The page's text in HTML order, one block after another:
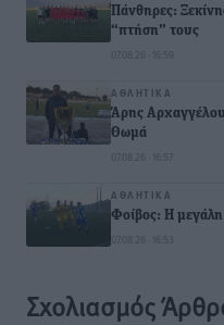
Πάνθηρες:
“πτήση” τους
07.08.26 · 16:59
ΑΘΛΗΤΙΚΆ
Άρης
Θωμά
07.08.26 · 16:57
ΑΘΛΗΤΙΚΆ
Φοίβος: Η
07.08.26 · 16:53
Σχολιασμός